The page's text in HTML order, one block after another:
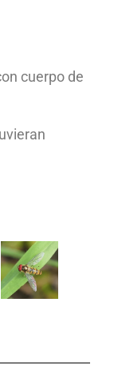
cuerpo de